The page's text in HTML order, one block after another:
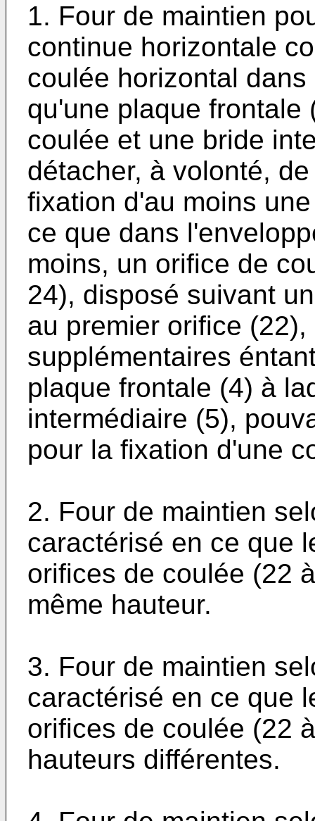
1. Four de maintien
continue horizontale
coulée horizontal
qu'une plaque frontale
coulée et une bride
détacher, à volonté,
fixation d'au moins
ce que dans
moins, un orifice de
24), disposé suivant
au premier orifice
supplémentaires
plaque frontale (4) à
intermédiaire (5),
pour la fixation d'une
2. Four de maintien
caractérisé en ce que
orifices de coulée (22
même hauteur.
3. Four de maintien
caractérisé en ce que
orifices de coulée (22
hauteurs différentes.